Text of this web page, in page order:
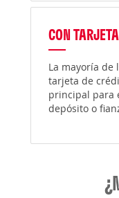
CON
La mayoría de
tarjeta de
principal para
depósito o